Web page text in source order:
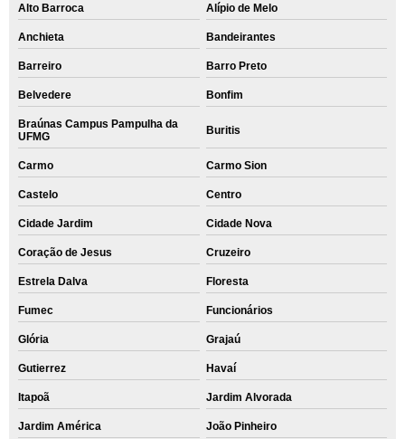
Alto Barroca
Alípio de Melo
Anchieta Bandeirantes
Barreiro Barro Preto
Belvedere Bonfim
Braúnas Campus Pampulha da
UFMG
Buritis
Carmo Carmo Sion
Castelo Centro
Cidade Jardim Cidade Nova
Coração de Jesus Cruzeiro
Estrela Dalva Floresta
Fumec Funcionários
Glória Grajaú
Gutierrez Havaí
Itapoã Jardim Alvorada
Jardim América João Pinheiro